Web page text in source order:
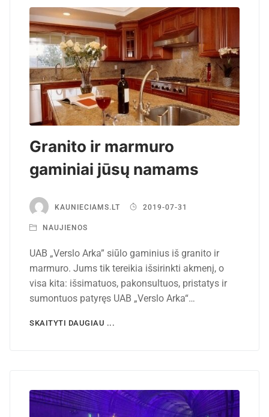
Granito ir marmuro
gaminiai jūsų namams
KAUNIECIAMS.LT 2019-07-31
NAUJIENOS
UAB „Verslo Arka” siūlo gaminius iš granito ir
marmuro. Jums tik tereikia išsirinkti akmenį, o
visa kita: išsimatuos, pakonsultuos, pristatys ir
sumontuos patyręs UAB „Verslo Arka“…
SKAITYTI DAUGIAU ...